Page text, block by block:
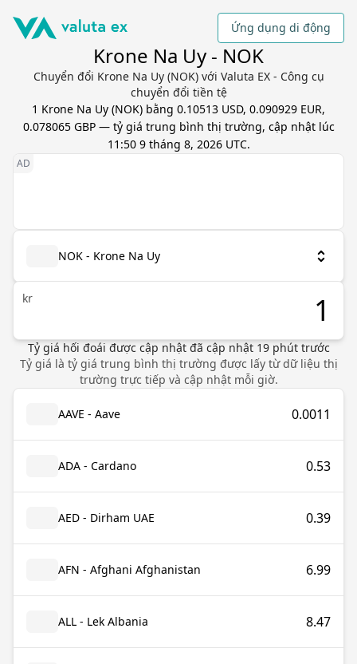
Ứng dụng di động
Krone Na Uy - NOK
Chuyển đổi Krone Na Uy (NOK) với Valuta EX - Công cụ
chuyển đổi tiền tệ
1 Krone Na Uy (NOK) bằng 0.10513 USD, 0.090929 EUR,
0.078065 GBP— tỷ giá trung bình thị trường, cập nhật lúc
11:50 9 tháng 8, 2026 UTC.
NOK - Krone Na Uy
kr
Tỷ giá hối đoái được cập nhật đã cập nhật 19phút trước
Tỷ giá là tỷ giá trung bình thị trường được lấy từ dữ liệu thị
trường trực tiếp và cập nhật mỗi giờ.
AAVE - Aave 0.0011
ADA - Cardano 0.53
AED - Dirham UAE 0.39
AFN - Afghani Afghanistan 6.99
ALL - Lek Albania 8.47